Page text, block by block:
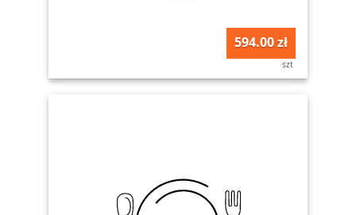
594.00 zł
szt